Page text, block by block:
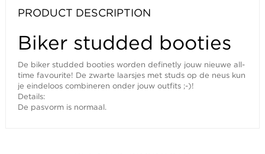
PRODUCT DESCRIPTION
Biker studded booties
De biker studded booties worden definetly jouw nieuwe all-
time favourite! De zwarte laarsjes met studs op de neus kun
je eindeloos combineren onder jouw outfits ;-)!
Details:
De pasvorm is normaal.